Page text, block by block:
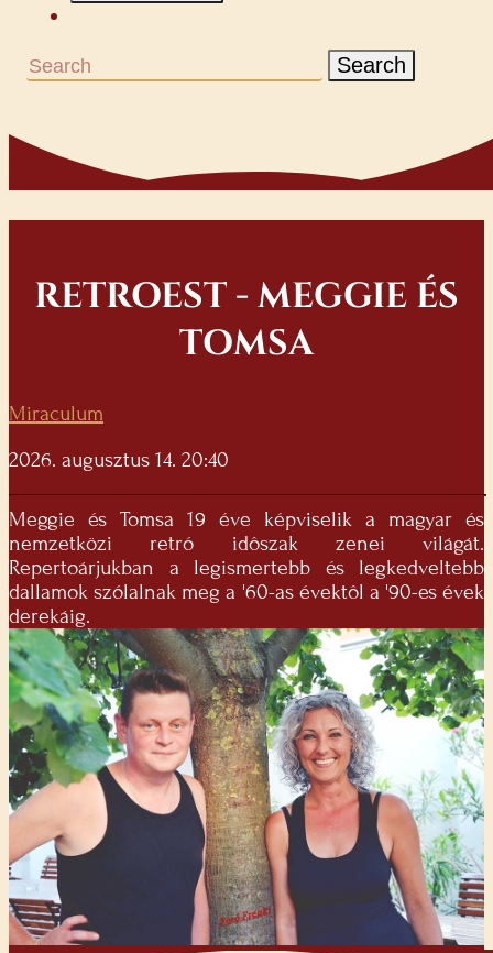
Search
RETROEST - MEGGIE ÉS
TOMSA
Miraculum
2026. augusztus 14. 20:40
Meggie és Tomsa 19 éve képviselik a magyar és
nemzetközi retró idôszak zenei világát.
Repertoárjukban a legismertebb és legkedveltebb
dallamok szólalnak meg a '60-as évektôl a '90-es évek
derekáig.